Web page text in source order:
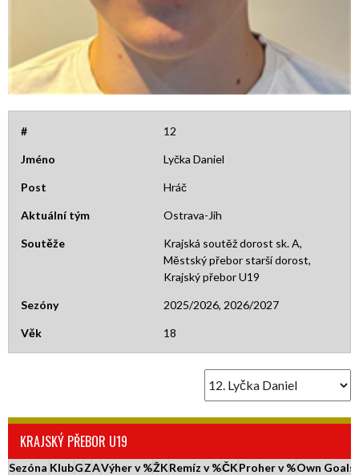
# 12
Jméno Lyčka Daniel
Post Hráč
Aktuální tým Ostrava-Jih
Soutěže
Krajská soutěž dorost sk. A,
Městský přebor starší dorost,
Krajský přebor U19
Sezóny 2025/2026, 2026/2027
Věk 18
KRAJSKÝ PŘEBOR U19
Sezóna KlubGZAVýher v %ŽKRemíz v %ČKProher v %Own Goals